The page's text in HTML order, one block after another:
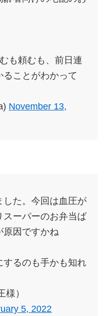
も頼むも、前日連
ことがわかって
November 13,
した。今回は血圧が
スーパーのお弁当ば
原因ですかね
するのも手かも知れ
）
5, 2022